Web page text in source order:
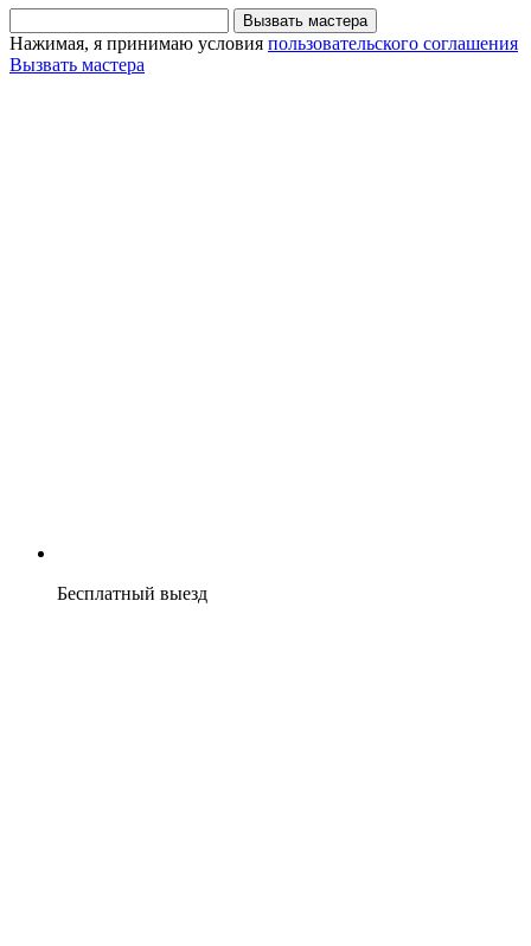
Вызвать мастера
Нажимая, я принимаю условия пользовательского соглашения
Вызвать мастера
Бесплатный выезд